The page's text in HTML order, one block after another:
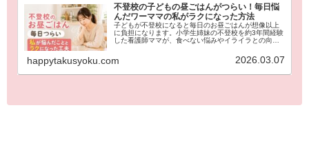
不登校の子どもの昼ごはんがつらい！毎日悩
んだワーママの私がラクになった方法
子どもが不登校になると毎日のお昼ごはんが想像以上
に負担になります。小学生姉妹の不登校を約3年間経験
した看護師ママが、食べない悩みやイライラとの向き
happytakusyoku.com 2026.03.07